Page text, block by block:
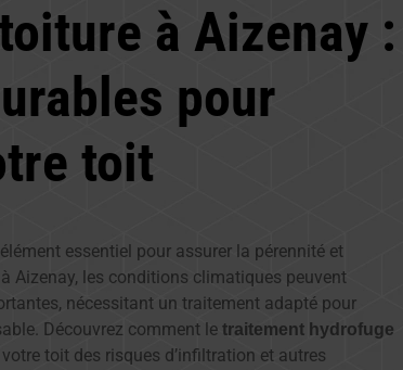
à Aizenay :
pour
toit
essentiel pour assurer la pérennité et
Aizenay, les conditions climatiques peuvent
nécessitant un traitement adapté pour
Découvrez comment le traitement hydrofuge
toit des risques d’infiltration et autres